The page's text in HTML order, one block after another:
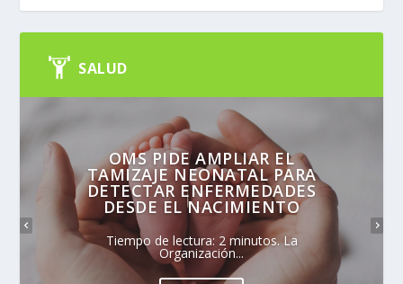
SALUD
OMS PIDE AMPLIAR EL
TAMIZAJE NEONATAL PARA
DETECTAR ENFERMEDADES
DESDE EL NACIMIENTO
Tiempo de lectura: 2 minutos. La
Organización...